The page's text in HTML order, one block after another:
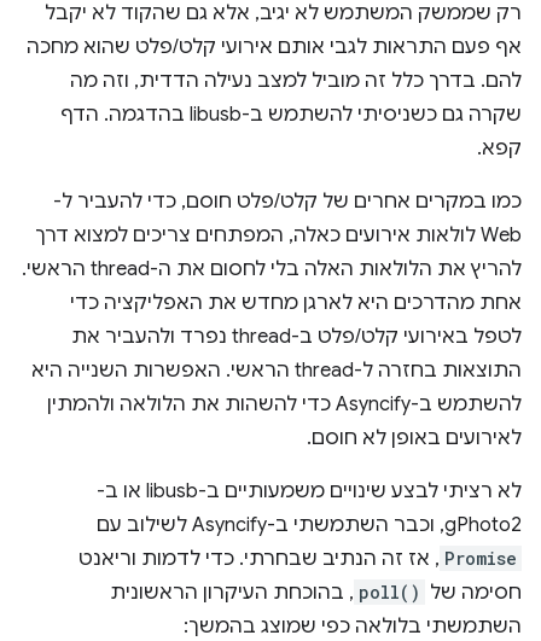
רק שממשק המשתמש לא יגיב, אלא גם שהקוד לא יקבל
אף פעם התראות לגבי אותם אירועי קלט/פלט שהוא מחכה
להם. בדרך כלל זה מוביל למצב נעילה הדדית, וזה מה
שקרה גם כשניסיתי להשתמש ב-libusb בהדגמה. הדף
קפא.
כמו במקרים אחרים של קלט/פלט חוסם, כדי להעביר ל-
Web לולאות אירועים כאלה, המפתחים צריכים למצוא דרך
להריץ את הלולאות האלה בלי לחסום את ה-thread הראשי.
אחת מהדרכים היא לארגן מחדש את האפליקציה כדי
לטפל באירועי קלט/פלט ב-thread נפרד ולהעביר את
התוצאות בחזרה ל-thread הראשי. האפשרות השנייה היא
להשתמש ב-Asyncify כדי להשהות את הלולאה ולהמתין
לאירועים באופן לא חוסם.
לא רציתי לבצע שינויים משמעותיים ב-libusb או ב-
gPhoto2, וכבר השתמשתי ב-Asyncify לשילוב עם
Promise , אז זה הנתיב שבחרתי. כדי לדמות וריאנט
חסימה של poll() , בהוכחת העיקרון הראשונית
השתמשתי בלולאה כפי שמוצג בהמשך: